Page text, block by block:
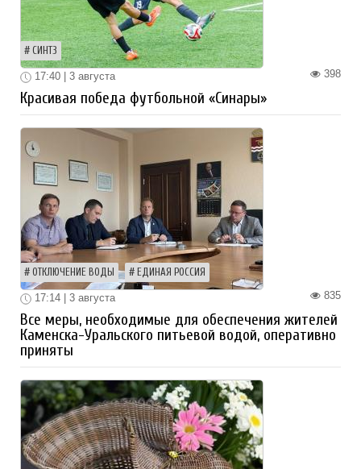
СИНТЗ
398
17:40 | 3 августа
Красивая победа футбольной «Синары»
ОТКЛЮЧЕНИЕ ВОДЫ ЕДИНАЯ РОССИЯ
835
17:14 | 3 августа
Все меры, необходимые для обеспечения жителей
Каменска-Уральского питьевой водой, оперативно
приняты